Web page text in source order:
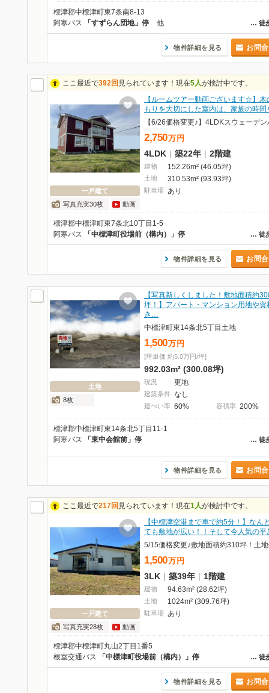
標津郡中標津町東7条南8-13
… 徒
阿寒バス 「すずらん団地」停 他
物件詳細を見る お問
ここ最近で392回 見られています！現在5人が検討中です。
一戸建て
写真充実30枚
動画
【ルームツアー動画ございます☆】木
もりを大切にした室内は、家族の時
2,750万 円
4LDK | 築22年 | 2階建
建物 152.26m² (46.05坪)
土地 310.53m² (93.93坪)
駐車場 あり
標津郡中標津町東7条北10丁目1-5
… 徒
阿寒バス 「中標津町役場前（構内）」停
物件詳細を見る お問
土地
8枚
【写真新しくしました！敷地面積約
坪！】アパート・マンション用地や資
き…
中標津町東14条北5丁目土地
1,500万 円
[坪単価 約5.0万円/坪]
992.03m² (300.08坪)
現況 更地
建築条件 なし
建ぺい率 60% 容積率 200%
標津郡中標津町東14条北5丁目11-1
… 徒
阿寒バス 「東中会館前」停
物件詳細を見る お問
ここ最近で217回 見られています！現在1人が検討中です。
一戸建て
写真充実28枚
動画
【中標津空港まで車で約5分！】なん
ても敷地が広い！！そして今人気の
1,500万 円
3LK | 築39年 | 1階建
建物 94.63m² (28.62坪)
土地 1024m² (309.76坪)
駐車場 あり
標津郡中標津町丸山2丁目1番5
… 徒
根室交通バス 「中標津町役場前（構内）」停
物件詳細を見る お問